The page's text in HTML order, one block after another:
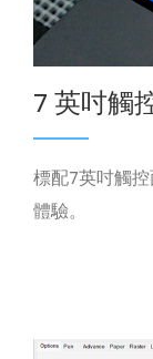
7 英吋觸
標配7英吋觸
體驗。